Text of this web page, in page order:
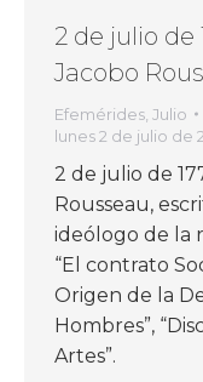
2 de julio de
Jacobo
Efemérides Julio
lunes 2 de julio de
2 de julio de
Rousseau,
ideólogo de la
“El contrato
Origen de la
Hombres”,
Artes”.